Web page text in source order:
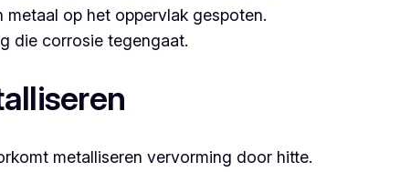
op het oppervlak gespoten.
die corrosie tegengaat.
metalliseren vervorming door hitte.